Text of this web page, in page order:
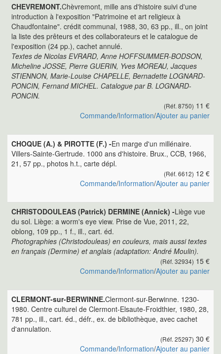
CHEVREMONT.Chèvremont, mille ans d'histoire suivi d'une
introduction à l'exposition "Patrimoine et art religieux à
Chaudfontaine". crédit communal, 1988, 30, 63 pp., ill., on joint
la liste des prêteurs et des collaborateurs et le catalogue de
l'exposition (24 pp.), cachet annulé.
Textes de Nicolas EVRARD, Anne HOFFSUMMER-BODSON,
Micheline JOSSE, Pierre GUERIN, Yves MOREAU, Jacques
STIENNON, Marie-Louise CHAPELLE, Bernadette LOGNARD-
PONCIN, Fernand MICHEL. Catalogue par B. LOGNARD-
PONCIN.
(Réf. 8750) 11 €
Commande/Information/Ajouter au panier
CHOQUE (A.) & PIROTTE (F.) -En marge d'un millénaire.
Villers-Sainte-Gertrude. 1000 ans d'histoire. Brux., CCB, 1966,
21, 57 pp., photos h.t., carte dépl.
(Réf. 6612) 12 €
Commande/Information/Ajouter au panier
CHRISTODOULEAS (Patrick) DERMINE (Annick) -Liège vue
du sol. Liège: a worm's eye view. Prise de Vue, 2011, 22,
oblong, 109 pp., 1 f., ill., cart. éd.
Photographies (Christodouleas) en couleurs, mais aussi textes
en français (Dermine) et anglais (adaptation: André Moulin).
(Réf. 32934) 15 €
Commande/Information/Ajouter au panier
CLERMONT-sur-BERWINNE.Clermont-sur-Berwinne. 1230-
1980. Centre culturel de Clermont-Elsaute-Froidthier, 1980, 28,
781 pp., ill., cart. éd., défr., ex. de bibliothèque, avec cachet
d'annulation.
(Réf. 25297) 30 €
Commande/Information/Ajouter au panier